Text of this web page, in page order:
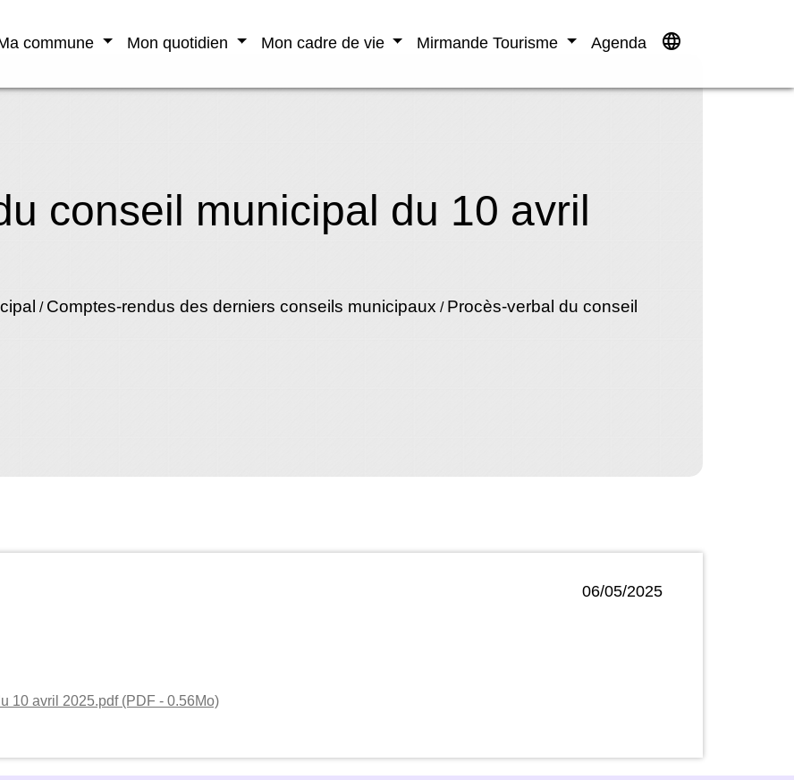
commune Mon quotidien Mon cadre de vie Mirmande Tourisme Agenda language
conseil municipal du 10 avril
/ Comptes-rendus des derniers conseils municipaux / Procès-verbal du conseil
06/05/2025
10 avril 2025.pdf (PDF - 0.56Mo)